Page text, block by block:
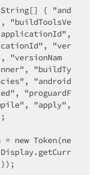
"buildToolsVe
"ver
"versionNam
"buildTy
"android
"proguardF
"apply",